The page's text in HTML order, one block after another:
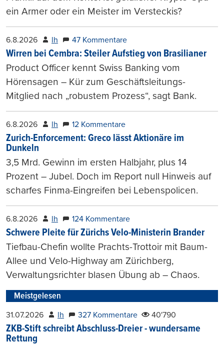
ein Armer oder ein Meister im Versteckis?
6.8.2026 lh 47 Kommentare
Wirren bei Cembra: Steiler Aufstieg von Brasilianer
Product Officer kennt Swiss Banking vom
Hörensagen – Kür zum Geschäftsleitungs-
Mitglied nach „robustem Prozess“, sagt Bank.
6.8.2026 lh 12 Kommentare
Zurich-Enforcement: Greco lässt Aktionäre im
Dunkeln
3,5 Mrd. Gewinn im ersten Halbjahr, plus 14
Prozent – Jubel. Doch im Report null Hinweis auf
scharfes Finma-Eingreifen bei Lebenspolicen.
6.8.2026 lh 124 Kommentare
Schwere Pleite für Zürichs Velo-Ministerin Brander
Tiefbau-Chefin wollte Prachts-Trottoir mit Baum-
Allee und Velo-Highway am Zürichberg,
Verwaltungsrichter blasen Übung ab – Chaos.
Meistgelesen
31.07.2026 lh 327 Kommentare 40'790
ZKB-Stift schreibt Abschluss-Dreier - wundersame
Rettung